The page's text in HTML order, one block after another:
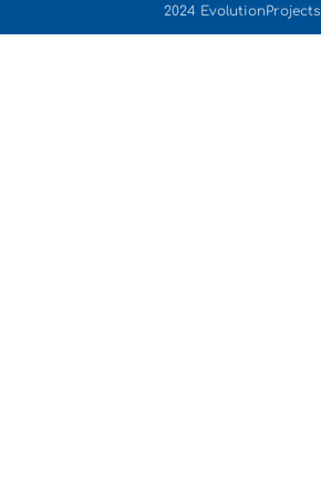
2024 EvolutionProjects